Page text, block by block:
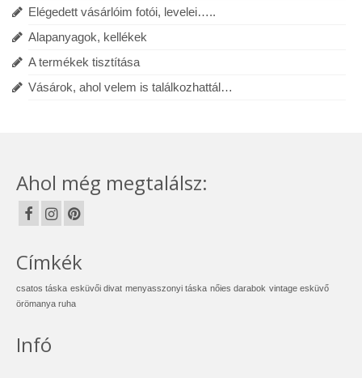
Elégedett vásárlóim fotói, levelei…..
Alapanyagok, kellékek
A termékek tisztítása
Vásárok, ahol velem is találkozhattál…
Ahol még megtalálsz:
Címkék
csatos táska esküvői divat menyasszonyi táska nőies darabok vintage esküvő
örömanya ruha
Infó